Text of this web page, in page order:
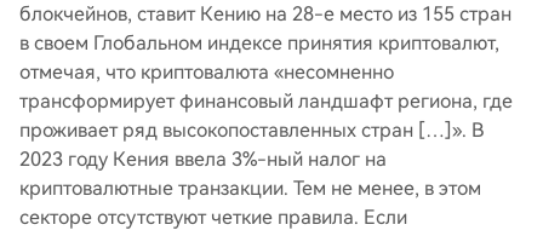
блокчейнов, ставит Кению на 28-е место из 155 стран
в своем Глобальном индексе принятия криптовалют,
отмечая, что криптовалюта «несомненно
трансформирует финансовый ландшафт региона, где
проживает ряд высокопоставленных стран […]». В
2023 году Кения ввела 3%-ный налог на
криптовалютные транзакции. Тем не менее, в этом
секторе отсутствуют четкие правила. Если